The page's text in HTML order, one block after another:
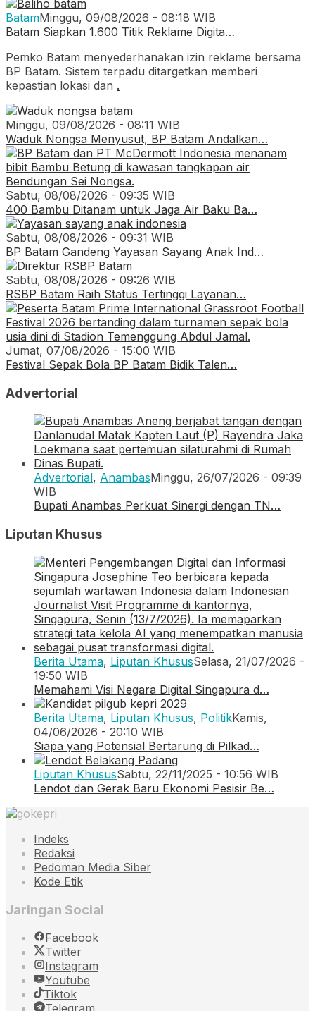
BatamMinggu, 09/08/2026 - 08:18 WIB
Batam Siapkan 1.600 Titik Reklame Digita…
Pemko Batam menyederhanakan izin reklame bersama
BP Batam. Sistem terpadu ditargetkan memberi
kepastian lokasi dan .
Minggu, 09/08/2026 - 08:11 WIB
Waduk Nongsa Menyusut, BP Batam Andalkan…
Sabtu, 08/08/2026 - 09:35 WIB
400 Bambu Ditanam untuk Jaga Air Baku Ba…
Sabtu, 08/08/2026 - 09:31 WIB
BP Batam Gandeng Yayasan Sayang Anak Ind…
Sabtu, 08/08/2026 - 09:26 WIB
RSBP Batam Raih Status Tertinggi Layanan…
Jumat, 07/08/2026 - 15:00 WIB
Festival Sepak Bola BP Batam Bidik Talen…
Advertorial
Advertorial, AnambasMinggu, 26/07/2026 - 09:39
WIB
Bupati Anambas Perkuat Sinergi dengan TN…
Liputan Khusus
Berita Utama, Liputan KhususSelasa, 21/07/2026 -
19:50 WIB
Memahami Visi Negara Digital Singapura d…
Berita Utama, Liputan Khusus, PolitikKamis,
04/06/2026 - 20:10 WIB
Siapa yang Potensial Bertarung di Pilkad…
Liputan KhususSabtu, 22/11/2025 - 10:56 WIB
Lendot dan Gerak Baru Ekonomi Pesisir Be…
Indeks
Redaksi
Pedoman Media Siber
Kode Etik
Jaringan Social
Facebook
Twitter
Instagram
Youtube
Tiktok